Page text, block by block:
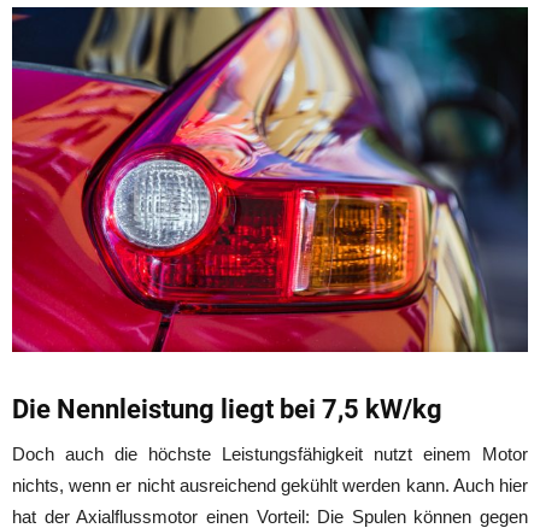
Die Nennleistung liegt bei 7,5 kW/kg
Doch auch die höchste Leistungsfähigkeit nutzt einem Motor
nichts, wenn er nicht ausreichend gekühlt werden kann. Auch hier
hat der Axialflussmotor einen Vorteil: Die Spulen können gegen